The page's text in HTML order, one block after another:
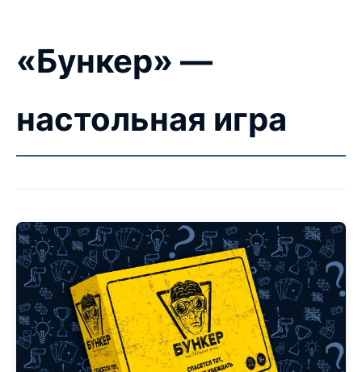
«Бункер» —
настольная игра